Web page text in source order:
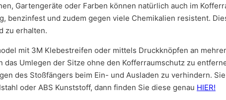
Gartengeräte oder Farben können natürlich auch im
benzinfest und zudem gegen viele Chemikalien resistent.
zu erhalten.
mit 3M Klebestreifen oder mittels Druckknöpfen an
Umlegen der Sitze ohne den Kofferraumschutz zu
des Stoßfängers beim Ein- und Ausladen zu verhindern.
oder ABS Kunststoff, dann finden Sie diese genau HIER!